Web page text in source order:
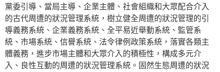
黨委引導、當局主導、企業主體、社會組織和大眾配合介入
的古代周遭的狀況管理系統，樹立健全周遭的狀況管理的引
導義務系統、企業義務系統、全平易近舉動系統、監管系
統、市場系統、信譽系統、法令律例政策系統，落實各類主
體義務，進步市場主體和大眾介入的積極性，構成多元介
入、良性互動的周遭的狀況管理系統。固然生態周遭的狀況